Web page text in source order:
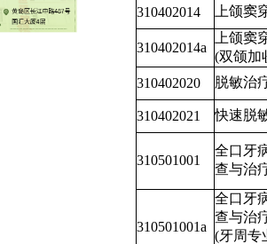
310402014 上颌窦
310402014a
上颌窦
(双颌加
310402020
脱敏治
310402021 快速脱
310501001
全口牙
查与治
310501001a
全口牙
查与治
(牙周专